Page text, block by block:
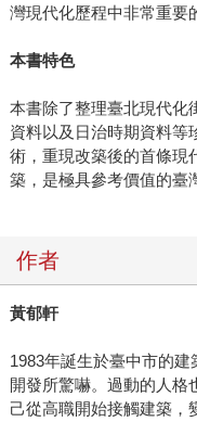
灣現代化歷程中非常重要
本書特色
本書除了整理臺北現代化
資料以及日治時期資料等
術，重現改築後的首條現
築，是極具參考價值的臺
作者
黃郁軒
1983年誕生於臺中市的
開發所驚嚇。過動的人格
己從高職開始接觸建築，